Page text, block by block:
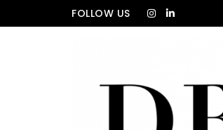
Skip to contentFOLLOW US